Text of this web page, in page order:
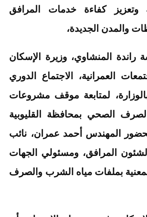
وتعزيز كفاءة خدمات المرافق
والمدن الجديدة،
راندة المنشاوي، وزيرة الإسكان
العمرانية، الاجتماع الدوري
لمتابعة موقف مشروعات
الصحي بمحافظة القليوبية
بحضور المهندس أحمد عمران، نائب
المرافق، ومسئولي الجهات
المعنية بملفات مياه الشرب والصرف